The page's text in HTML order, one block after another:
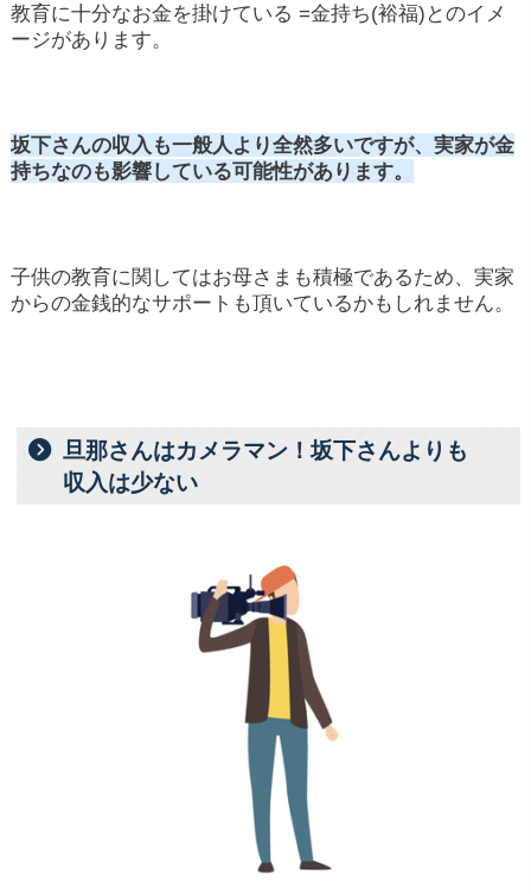
教育に十分なお金を掛けている =金持ち(裕福)とのイメ
ージがあります。
坂下さんの収入も一般人より全然多いですが、実家が金
持ちなのも影響している可能性があります。
子供の教育に関してはお母さまも積極であるため、実家
からの金銭的なサポートも頂いているかもしれません。
旦那さんはカメラマン！坂下さんよりも
収入は少ない